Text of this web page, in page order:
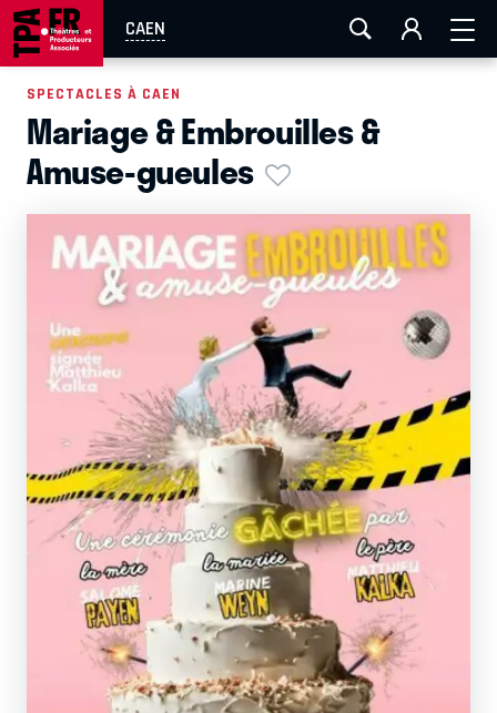
CAEN
AIX-MARSEILLE LA ROCHELLE
EN TOURNÉE
SPECTACLES À CAEN
Mariage & Embrouilles &
Amuse-gueules